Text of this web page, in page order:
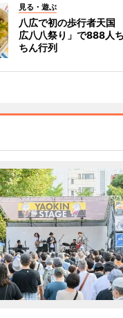
見る・遊ぶ
八広で初の歩行者天
広八八祭り」で888人
ちん行列